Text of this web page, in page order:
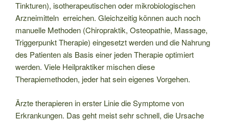
Tinkturen), isotherapeutischen oder mikrobiologischen
Arzneimitteln erreichen. Gleichzeitig können auch noch
manuelle Methoden (Chiropraktik, Osteopathie, Massage,
Triggerpunkt Therapie) eingesetzt werden und die Nahrung
des Patienten als Basis einer jeden Therapie optimiert
werden. Viele Heilpraktiker mischen diese
Therapiemethoden, jeder hat sein eigenes Vorgehen.
Ärzte therapieren in erster Linie die Symptome von
Erkrankungen. Das geht meist sehr schnell, die Ursache